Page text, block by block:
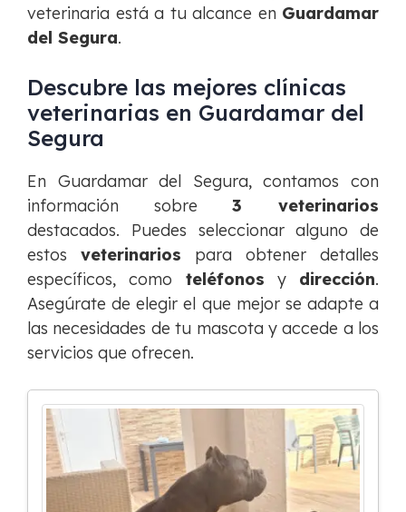
veterinaria está a tu alcance en Guardamar
del Segura.
Descubre las mejores clínicas
veterinarias en Guardamar del
Segura
En Guardamar del Segura, contamos con
información sobre3 veterinarios
destacados. Puedes seleccionar alguno de
estos veterinarios para obtener detalles
específicos, como teléfonos y dirección.
Asegúrate de elegir el que mejor se adapte a
las necesidades de tu mascota y accede a los
servicios que ofrecen.